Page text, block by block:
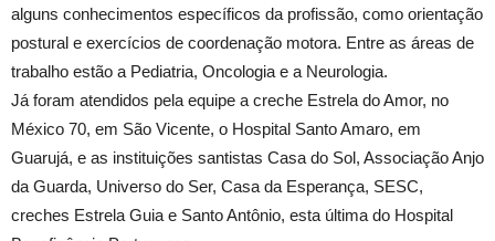
alguns conhecimentos específicos da profissão, como orientação
postural e exercícios de coordenação motora. Entre as áreas de
trabalho estão a Pediatria, Oncologia e a Neurologia.
Já foram atendidos pela equipe a creche Estrela do Amor, no
México 70, em São Vicente, o Hospital Santo Amaro, em
Guarujá, e as instituições santistas Casa do Sol, Associação Anjo
da Guarda, Universo do Ser, Casa da Esperança, SESC,
creches Estrela Guia e Santo Antônio, esta última do Hospital